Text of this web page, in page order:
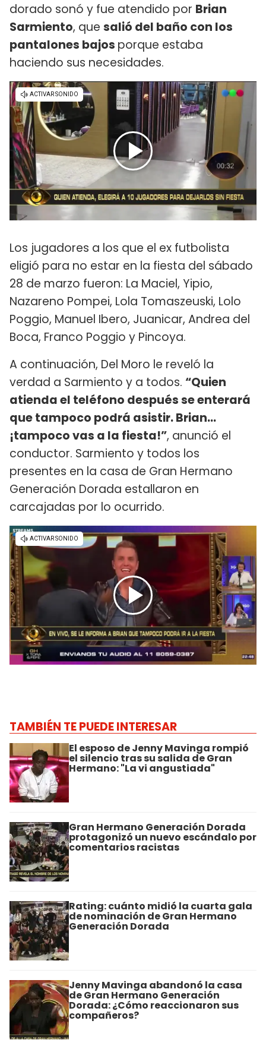
dorado sonó y fue atendido por Brian
Sarmiento, que salió del baño con los
pantalones bajos porque estaba
haciendo sus necesidades.
Los jugadores a los que el ex futbolista
eligió para no estar en la fiesta del sábado
28 de marzo fueron: La Maciel, Yipio,
Nazareno Pompei, Lola Tomaszeuski, Lolo
Poggio, Manuel Ibero, Juanicar, Andrea del
Boca, Franco Poggio y Pincoya.
A continuación, Del Moro le reveló la
verdad a Sarmiento y a todos. “Quien
atienda el teléfono después se enterará
que tampoco podrá asistir. Brian…
¡tampoco vas a la fiesta!”, anunció el
conductor. Sarmiento y todos los
presentes en la casa de Gran Hermano
Generación Dorada estallaron en
carcajadas por lo ocurrido.
TAMBIÉN TE PUEDE INTERESAR
El esposo de Jenny Mavinga rompió
el silencio tras su salida de Gran
Hermano: "La vi angustiada"
Gran Hermano Generación Dorada
protagonizó un nuevo escándalo por
comentarios racistas
Rating: cuánto midió la cuarta gala
de nominación de Gran Hermano
Generación Dorada
Jenny Mavinga abandonó la casa
de Gran Hermano Generación
Dorada: ¿Cómo reaccionaron sus
compañeros?